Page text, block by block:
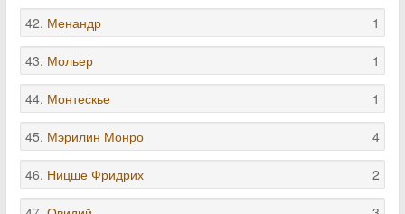
42. Менандр 1
43. Мольер 1
44. Монтескье 1
45. Мэрилин Монро 4
46. Ницше Фридрих 2